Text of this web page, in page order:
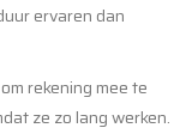
ervaren dan
rekening mee te
ze zo lang werken.